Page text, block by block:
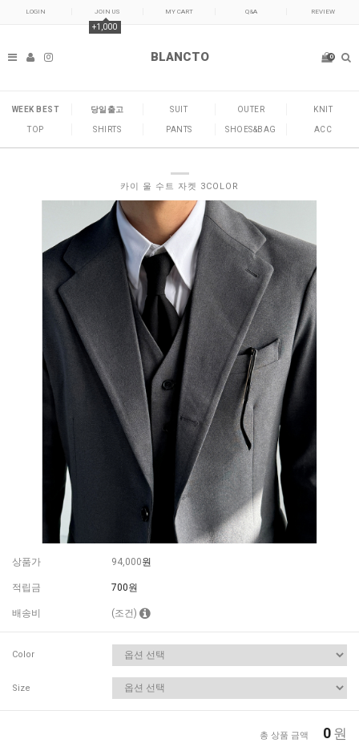
LOGIN JOIN US
+1,000
MY CART Q&A REVIEW
BLANCTO 0
WEEK BEST 당일출고 SUIT OUTER KNIT
TOP SHIRTS PANTS SHOES&BAG ACC
카이 울 수트 자켓 3COLOR
상품가 94,000원
적립금 700원
배송비 (조건)
Color
Size
총 상품 금액 0 원